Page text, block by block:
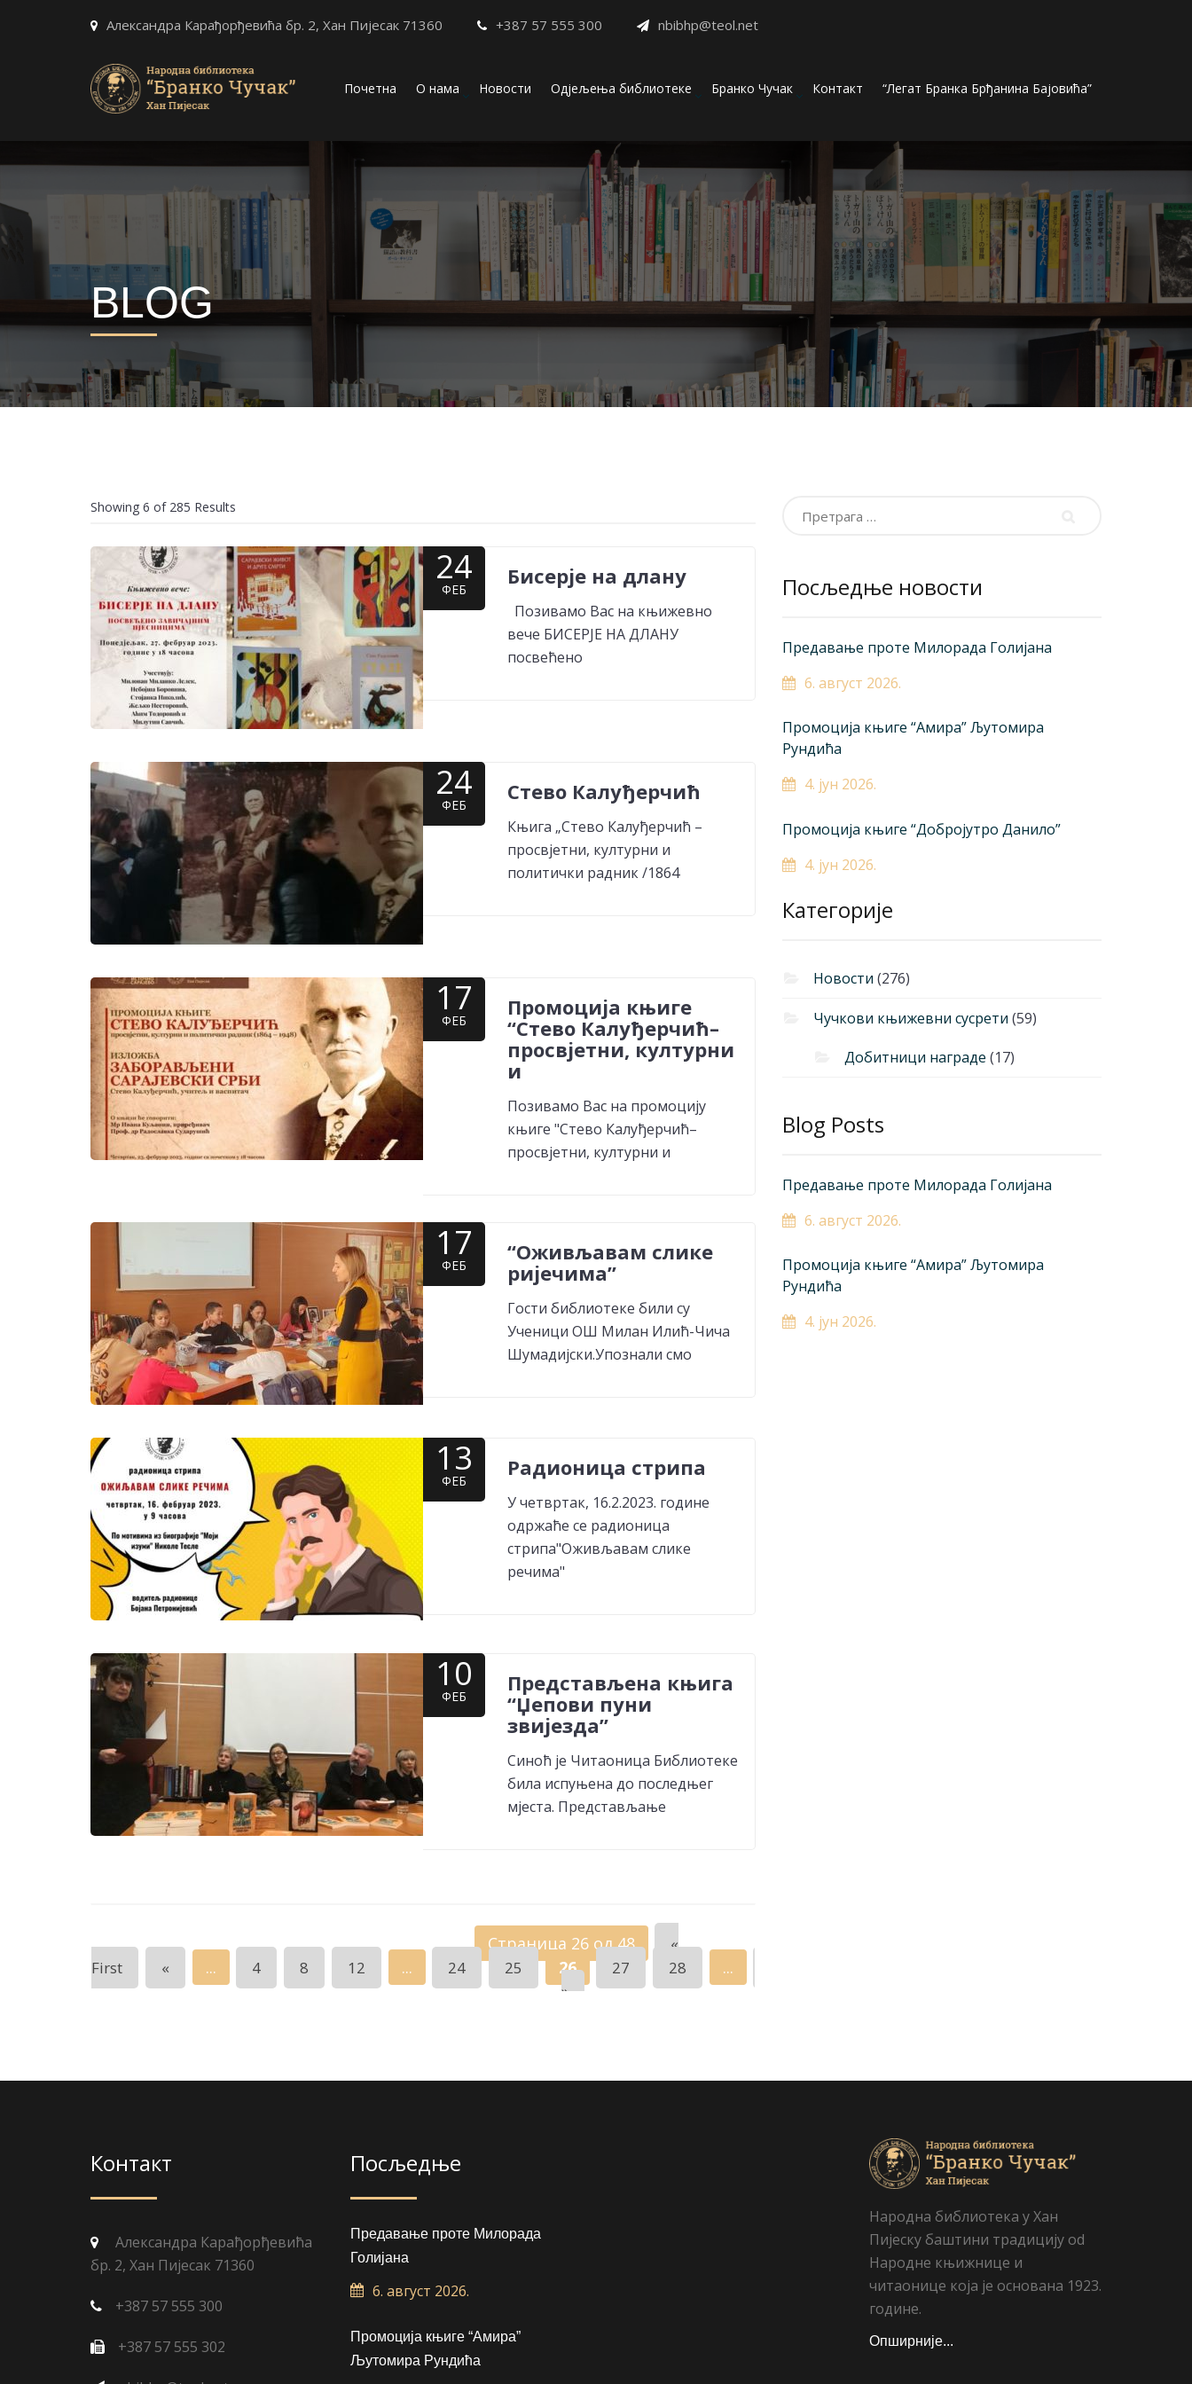
Александра Карађорђевића бр. 2, Хан Пијесак 71360 +387 57 555 300 nbibhp@teol.net
Почетна О нама Новости Одјељења библиотеке Бранко Чучак Контакт “Легат Бранка Брђанина Бајовића”
BLOG
Showing 6 of 285 Results
24
ФЕБ
Бисерје на длану
Позивамо Вас на књижевно
вече БИСЕРЈЕ НА ДЛАНУ
посвећено
24
ФЕБ
Стево Калуђерчић
Књига „Стево Калуђерчић –
просвјетни, културни и
политички радник /1864
17
ФЕБ
Промоција књиге
“Стево Калуђерчић–
просвјетни, културни
и
Позивамо Вас на промоцију
књиге "Стево Калуђерчић–
просвјетни, културни и
17
ФЕБ
“Оживљавам слике
ријечима”
Гости библиотеке били су
Ученици ОШ Милан Илић-Чича
Шумадијски.Упознали смо
13
ФЕБ
Радионица стрипа
У четвртак, 16.2.2023. године
одржаће се радионица
стрипа"Оживљавам слике
речима"
10
ФЕБ
Представљена књига
“Џепови пуни
звијезда”
Синоћ је Читаоница Библиотеке
била испуњена до последњег
мјеста. Представљање
Страница 26 од 48
«
First
« ... 4 8 12 ... 24 25 26 27 28 ...
»
Посљедње новости
Предавање проте Милорада Голијана
6. август 2026.
Промоција књиге “Амира” Љутомира
Рундића
4. јун 2026.
Промоција књиге “Добројутро Данило”
4. јун 2026.
Категорије
Новости (276)
Чучкови књижевни сусрети (59)
Добитници награде (17)
Blog Posts
Предавање проте Милорада Голијана
6. август 2026.
Промоција књиге “Амира” Љутомира
Рундића
4. јун 2026.
Контакт
Александра Карађорђевића
бр. 2, Хан Пијесак 71360
+387 57 555 300
+387 57 555 302
Посљедње
Предавање проте Милорада
Голијана
6. август 2026.
Промоција књиге “Амира”
Љутомира Рундића
Народна библиотека у Хан
Пијеску баштини традицију od
Народне књижнице и
читаонице која је основана 1923.
године.
Опширније...